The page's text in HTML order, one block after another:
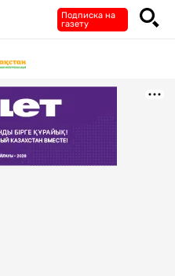
Подписка на
газету